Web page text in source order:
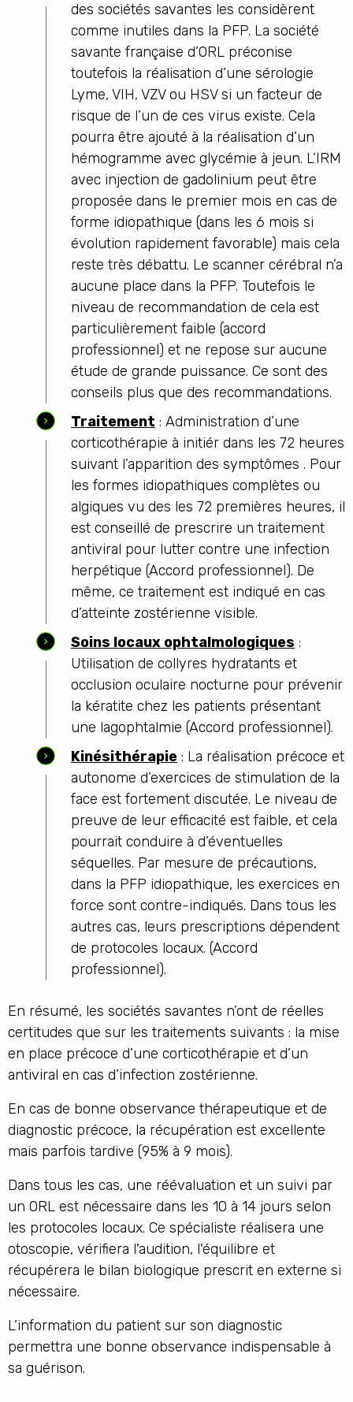
des sociétés savantes les considèrent
comme inutiles dans la PFP. La société
savante française d’ORL préconise
toutefois la réalisation d’une sérologie
Lyme, VIH, VZV ou HSV si un facteur de
risque de l’un de ces virus existe. Cela
pourra être ajouté à la réalisation d’un
hémogramme avec glycémie à jeun. L’IRM
avec injection de gadolinium peut être
proposée dans le premier mois en cas de
forme idiopathique (dans les 6 mois si
évolution rapidement favorable) mais cela
reste très débattu. Le scanner cérébral n’a
aucune place dans la PFP. Toutefois le
niveau de recommandation de cela est
particulièrement faible (accord
professionnel) et ne repose sur aucune
étude de grande puissance. Ce sont des
conseils plus que des recommandations.
Traitement : Administration d’une
corticothérapie à initiér dans les 72 heures
suivant l’apparition des symptômes . Pour
les formes idiopathiques complètes ou
algiques vu des les 72 premières heures, il
est conseillé de prescrire un traitement
antiviral pour lutter contre une infection
herpétique (Accord professionnel). De
même, ce traitement est indiqué en cas
d’atteinte zostérienne visible.
Soins locaux ophtalmologiques :
Utilisation de collyres hydratants et
occlusion oculaire nocturne pour prévenir
la kératite chez les patients présentant
une lagophtalmie (Accord professionnel).
Kinésithérapie : La réalisation précoce et
autonome d’exercices de stimulation de la
face est fortement discutée. Le niveau de
preuve de leur efficacité est faible, et cela
pourrait conduire à d’éventuelles
séquelles. Par mesure de précautions,
dans la PFP idiopathique, les exercices en
force sont contre-indiqués. Dans tous les
autres cas, leurs prescriptions dépendent
de protocoles locaux. (Accord
professionnel).
En résumé, les sociétés savantes n’ont de réelles
certitudes que sur les traitements suivants : la mise
en place précoce d’une corticothérapie et d’un
antiviral en cas d’infection zostérienne.
En cas de bonne observance thérapeutique et de
diagnostic précoce, la récupération est excellente
mais parfois tardive (95% à 9 mois).
Dans tous les cas, une réévaluation et un suivi par
un ORL est nécessaire dans les 10 à 14 jours selon
les protocoles locaux. Ce spécialiste réalisera une
otoscopie, vérifiera l'audition, l'équilibre et
récupérera le bilan biologique prescrit en externe si
nécessaire.
L’information du patient sur son diagnostic
permettra une bonne observance indispensable à
sa guérison.